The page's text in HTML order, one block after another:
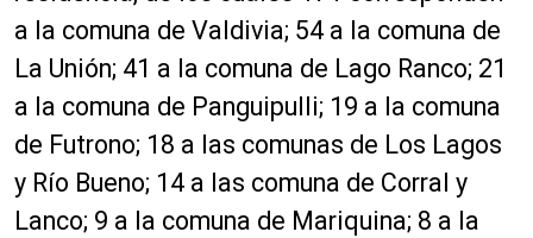
a la comuna de Valdivia; 54 a la comuna de
La Unión; 41 a la comuna de Lago Ranco; 21
a la comuna de Panguipulli; 19 a la comuna
de Futrono; 18 a las comunas de Los Lagos
y Río Bueno; 14 a las comuna de Corral y
Lanco; 9 a la comuna de Mariquina; 8 a la